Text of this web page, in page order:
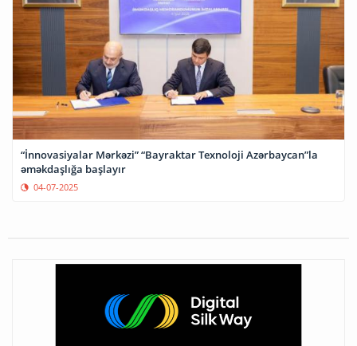
“İnnovasiyalar Mərkəzi” “Bayraktar Texnoloji Azərbaycan”la
əməkdaşlığa başlayır
04-07-2025